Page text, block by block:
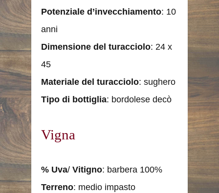
Potenziale d’invecchiamento: 10
anni
Dimensione del turacciolo: 24 x
45
Materiale del turacciolo: sughero
Tipo di bottiglia: bordolese decò
Vigna
% Uva/ Vitigno: barbera 100%
Terreno: medio impasto